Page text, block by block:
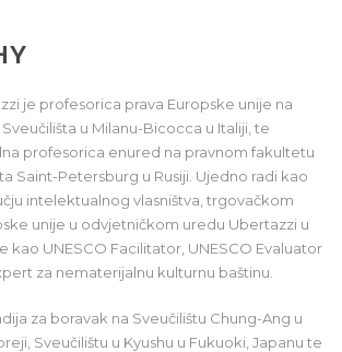
je profesorica prava Europske unije na
u Milanu-Bicocca u Italiji, te
profesorica enured na pravnom fakultetu
Saint-Petersburg u Rusiji. Ujedno radi kao
intelektualnog vlasništva, trgovačkom
unije u odvjetničkom uredu Ubertazzi u
kao UNESCO Facilitator, UNESCO Evaluator
za nematerijalnu kulturnu baštinu.
za boravak na Sveučilištu Chung-Ang u
Sveučilištu u Kyushu u Fukuoki, Japanu te